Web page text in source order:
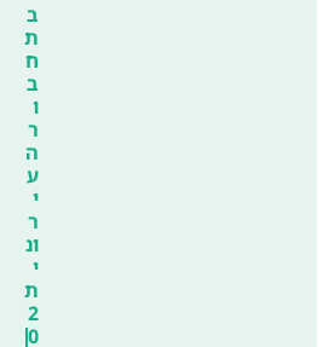
ב
ת
ח
ב
ו
ר
ה
ע
י
ר
ונ
י
ת
2
0